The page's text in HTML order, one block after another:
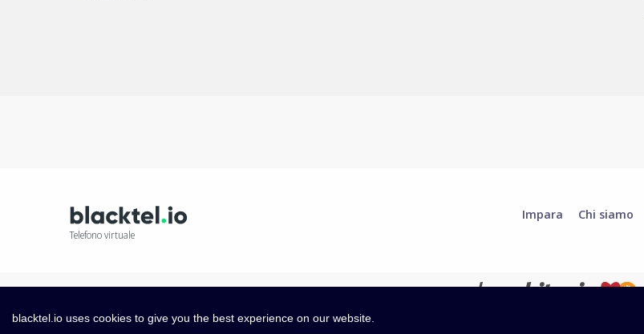
Telefono virtuale
Impara Chi siamo
blacktel.io uses cookies to give you the best experience on our website.